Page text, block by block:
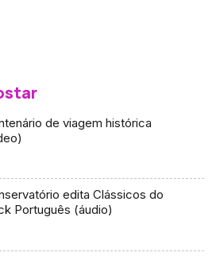
de viagem histórica
edita Clássicos do
Português (áudio)